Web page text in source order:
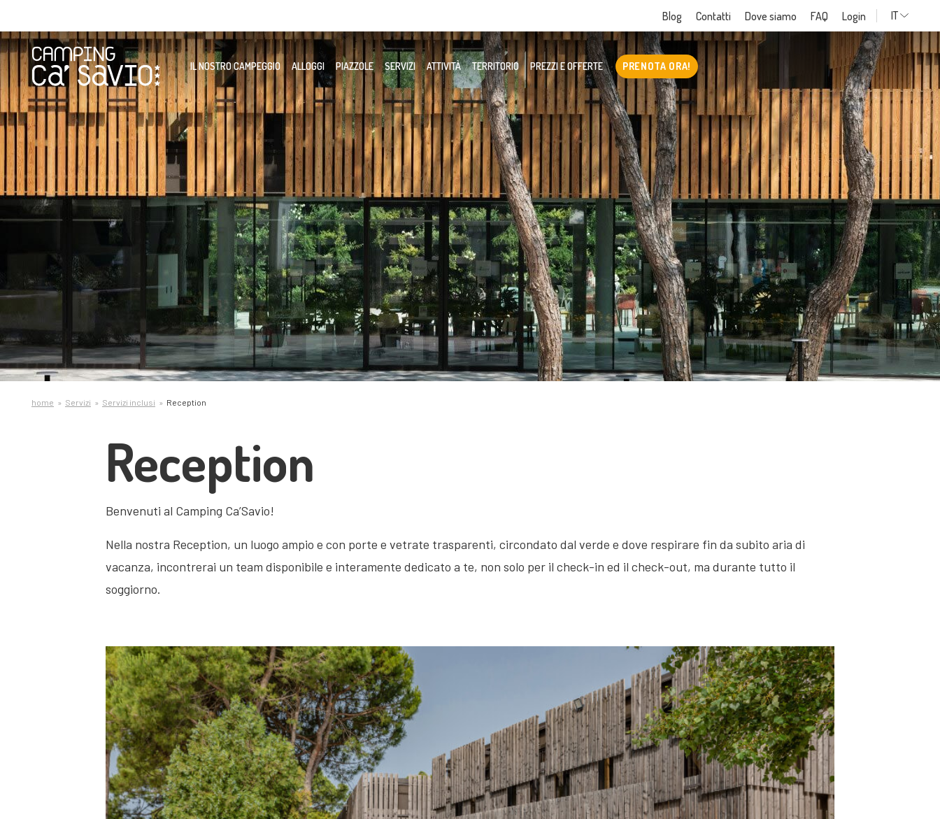
Blog Contatti Dove siamo FAQ Login IT
IL NOSTRO CAMPEGGIO ALLOGGI PIAZZOLE SERVIZI ATTIVITÀ TERRITORIO PREZZI E OFFERTE PRENOTA ORA!
home Servizi Servizi inclusi Reception
Reception
Benvenuti al Camping Ca’Savio!
Nella nostra Reception, un luogo ampio e con porte e vetrate trasparenti, circondato dal verde e dove respirare fin da subito aria di
vacanza, incontrerai un team disponibile e interamente dedicato a te, non solo per il check-in ed il check-out, ma durante tutto il
soggiorno.